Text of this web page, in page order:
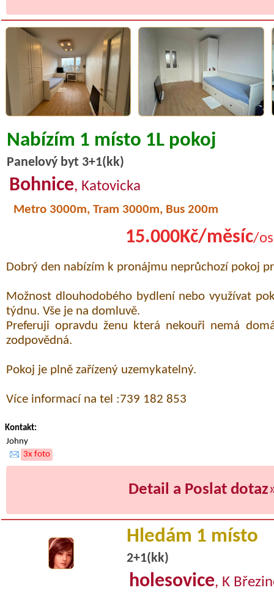
Nabízím 1 místo 1L pokoj
Panelový byt 3+1(kk)
Bohnice, Katovicka
Metro 3000m, Tram 3000m, Bus 200m
15.000Kč/měsíc/
Dobrý den nabízím k pronájmu neprůchozí pokoj
Možnost dlouhodobého bydlení nebo využívat
týdnu. Vše je na domluvě.
Preferuji opravdu ženu která nekouři nemá
zodpovědná.
Pokoj je plně zařízený uzemykatelný.
Více informací na tel :739 182 853
Kontakt:
Johny
3x foto
Detail a Poslat dotaz
Hledám 1 místo
2+1(kk)
holesovice, K